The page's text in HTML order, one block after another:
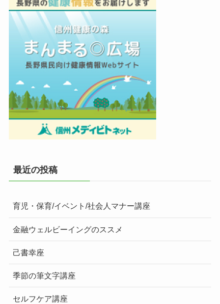
最近の投稿
育児・保育/イベント/社会人マナー講座
金融ウェルビーイングのススメ
己書幸座
季節の筆文字講座
セルフケア講座